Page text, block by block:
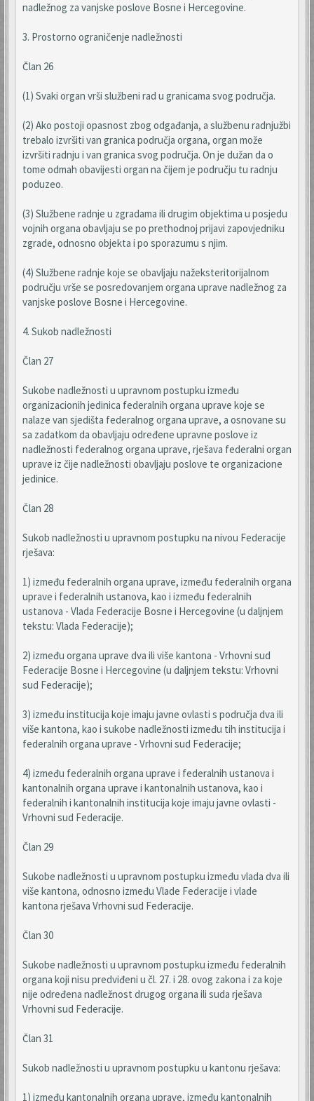
nadležnog za vanjske poslove Bosne i Hercegovine.
3. Prostorno ograničenje nadležnosti
Član 26
(1) Svaki organ vrši službeni rad u granicama svog područja.
(2) Ako postoji opasnost zbog odgađanja, a službenu radnjužbi
trebalo izvršiti van granica područja organa, organ može
izvršiti radnju i van granica svog područja. On je dužan da o
tome odmah obavijesti organ na čijem je području tu radnju
poduzeo.
(3) Službene radnje u zgradama ili drugim objektima u posjedu
vojnih organa obavljaju se po prethodnoj prijavi zapovjedniku
zgrade, odnosno objekta i po sporazumu s njim.
(4) Službene radnje koje se obavljaju nažeksteritorijalnom
području vrše se posredovanjem organa uprave nadležnog za
vanjske poslove Bosne i Hercegovine.
4. Sukob nadležnosti
Član 27
Sukobe nadležnosti u upravnom postupku između
organizacionih jedinica federalnih organa uprave koje se
nalaze van sjedišta federalnog organa uprave, a osnovane su
sa zadatkom da obavljaju određene upravne poslove iz
nadležnosti federalnog organa uprave, rješava federalni organ
uprave iz čije nadležnosti obavljaju poslove te organizacione
jedinice.
Član 28
Sukob nadležnosti u upravnom postupku na nivou Federacije
rješava:
1) između federalnih organa uprave, između federalnih organa
uprave i federalnih ustanova, kao i između federalnih
ustanova - Vlada Federacije Bosne i Hercegovine (u daljnjem
tekstu: Vlada Federacije);
2) između organa uprave dva ili više kantona - Vrhovni sud
Federacije Bosne i Hercegovine (u daljnjem tekstu: Vrhovni
sud Federacije);
3) između institucija koje imaju javne ovlasti s područja dva ili
više kantona, kao i sukobe nadležnosti između tih institucija i
federalnih organa uprave - Vrhovni sud Federacije;
4) između federalnih organa uprave i federalnih ustanova i
kantonalnih organa uprave i kantonalnih ustanova, kao i
federalnih i kantonalnih institucija koje imaju javne ovlasti -
Vrhovni sud Federacije.
Član 29
Sukobe nadležnosti u upravnom postupku između vlada dva ili
više kantona, odnosno između Vlade Federacije i vlade
kantona rješava Vrhovni sud Federacije.
Član 30
Sukobe nadležnosti u upravnom postupku između federalnih
organa koji nisu predviđeni u čl. 27. i 28. ovog zakona i za koje
nije određena nadležnost drugog organa ili suda rješava
Vrhovni sud Federacije.
Član 31
Sukob nadležnosti u upravnom postupku u kantonu rješava:
1) između kantonalnih organa uprave, između kantonalnih